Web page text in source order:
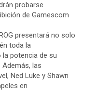
probarse
de Gamescom
presentará no solo
toda la
la potencia de su
Además, las
Ned Luke y Shawn
en